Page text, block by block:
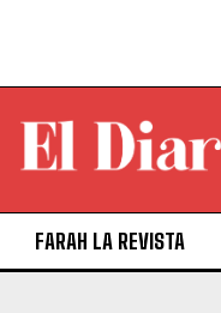
FARAH LA REVISTA